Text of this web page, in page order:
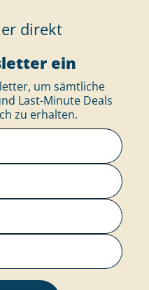
direkt
ein
um sämtliche
Last-Minute Deals
zu erhalten.